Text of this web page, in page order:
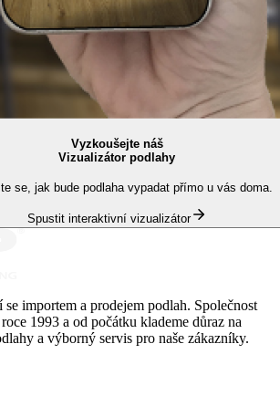
Vyzkoušejte náš
Vizualizátor podlahy
se, jak bude podlaha vypadat přímo u vás doma.
Spustit interaktivní vizualizátor
importem a prodejem podlah. Společnost
1993 a od počátku klademe důraz na
a výborný servis pro naše zákazníky.